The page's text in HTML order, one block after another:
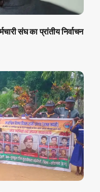
संघ का प्रांतीय निर्वाचन